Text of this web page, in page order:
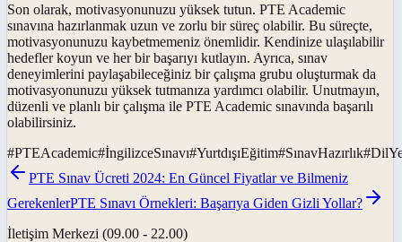
Son olarak, motivasyonunuzu yüksek tutun. PTE Academic
sınavına hazırlanmak uzun ve zorlu bir süreç olabilir. Bu süreçte,
motivasyonunuzu kaybetmemeniz önemlidir. Kendinize ulaşılabilir
hedefler koyun ve her bir başarıyı kutlayın. Ayrıca, sınav
deneyimlerini paylaşabileceğiniz bir çalışma grubu oluşturmak da
motivasyonunuzu yüksek tutmanıza yardımcı olabilir. Unutmayın,
düzenli ve planlı bir çalışma ile PTE Academic sınavında başarılı
olabilirsiniz.
#PTEAcademic#İngilizceSınavı#YurtdışıEğitim#SınavHazırlık#
PTE Sınav Ücreti 2024: En Güncel Fiyatlar ve Bilmeniz
GerekenlerPTE Sınavı Örnekleri: Başarıya Giden Gizli Yollar?
İletişim Merkezi (09.00 - 22.00)